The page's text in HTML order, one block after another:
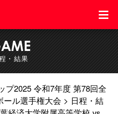
・結果
プ2025 令和7年度 第78回全
ール選手権大会
日程・結